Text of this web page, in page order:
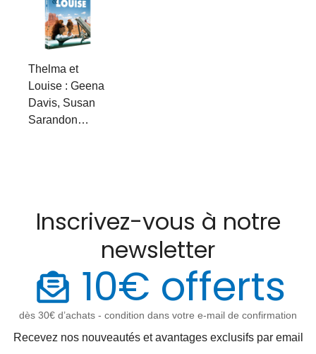
Thelma et
Louise : Geena
Davis, Susan
Sarandon…
Inscrivez-vous à notre
newsletter
10€ offerts
dès 30€ d’achats - condition dans votre e-mail de confirmation
Recevez nos nouveautés et avantages exclusifs par email